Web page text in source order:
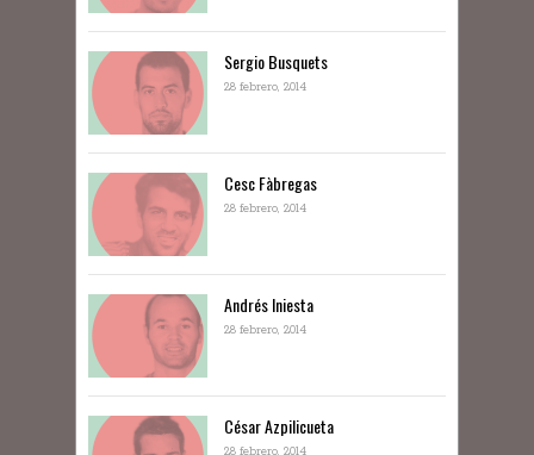
Sergio Busquets
28 febrero, 2014
Cesc Fàbregas
28 febrero, 2014
Andrés Iniesta
28 febrero, 2014
César Azpilicueta